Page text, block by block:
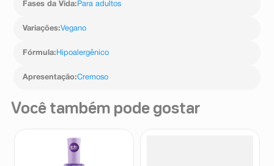
Fases da Vida: Para adultos
Variações:Vegano
Fórmula: Hipoalergênico
Apresentação:Cremoso
Você também pode gostar